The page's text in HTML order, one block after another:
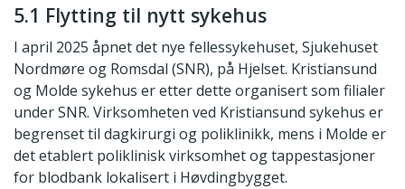
5.1 Flytting til nytt sykehus
I april 2025 åpnet det nye fellessykehuset, Sjukehuset
Nordmøre og Romsdal (SNR), på Hjelset. Kristiansund
og Molde sykehus er etter dette organisert som filialer
under SNR. Virksomheten ved Kristiansund sykehus er
begrenset til dagkirurgi og poliklinikk, mens i Molde er
det etablert poliklinisk virksomhet og tappestasjoner
for blodbank lokalisert i Høvdingbygget.